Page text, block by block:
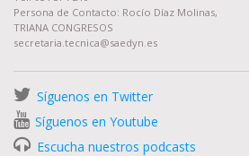
Persona de Contacto: Rocío Díaz Molinas,
TRIANA CONGRESOS
secretaria.tecnica@saedyn.es
Síguenos en Twitter
Síguenos en Youtube
Escucha nuestros podcasts